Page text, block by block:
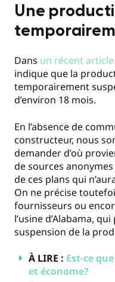
Une
Dans un récent article
indique que la
temporairement
d’environ 18 mois.
En l’absence de
constructeur, nous
demander d’où
de sources
de ces plans qui
On ne précise
fournisseurs ou
l’usine d’Alabama,
suspension de la
À LIRE : Est-ce
et économe?